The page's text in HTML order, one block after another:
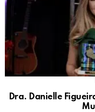
Dra. Danielle